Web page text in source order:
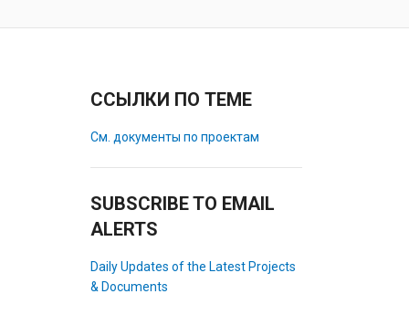
ССЫЛКИ ПО ТЕМЕ
См. документы по проектам
SUBSCRIBE TO EMAIL
ALERTS
Daily Updates of the Latest Projects
& Documents